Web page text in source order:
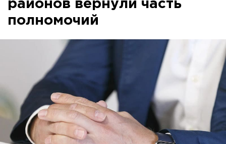
районов вернули часть
полномочий